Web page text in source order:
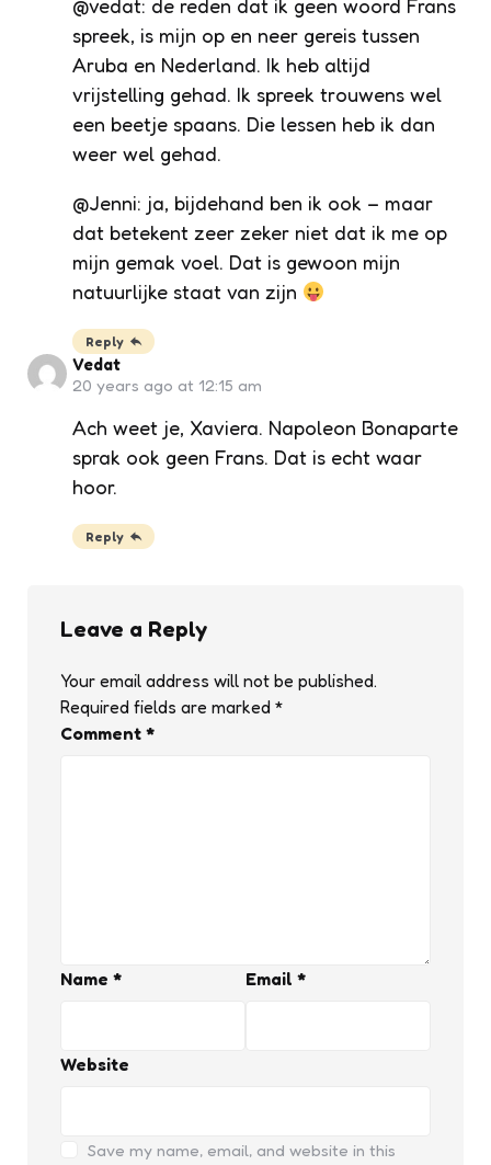
@vedat: de reden dat ik geen woord Frans
spreek, is mijn op en neer gereis tussen
Aruba en Nederland. Ik heb altijd
vrijstelling gehad. Ik spreek trouwens wel
een beetje spaans. Die lessen heb ik dan
weer wel gehad.
@Jenni: ja, bijdehand ben ik ook – maar
dat betekent zeer zeker niet dat ik me op
mijn gemak voel. Dat is gewoon mijn
natuurlijke staat van zijn
Reply
Vedat
20 years ago at 12:15 am
Ach weet je, Xaviera. Napoleon Bonaparte
sprak ook geen Frans. Dat is echt waar
hoor.
Reply
Leave a Reply
Your email address will not be published.
Required fields are marked *
Comment *
Name * Email *
Website
Save my name, email, and website in this